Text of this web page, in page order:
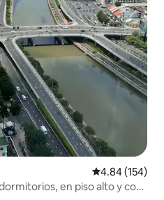
Calificación
4.84 (154)
en piso alto y con